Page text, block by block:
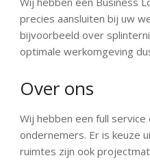
precies aansluiten bij uw
bijvoorbeeld over
optimale werkomgeving
Over ons
Wij hebben een full
ondernemers. Er is keuze
ruimtes zijn ook